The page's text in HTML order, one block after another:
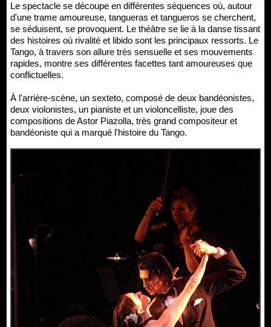
Le spectacle se découpe en différentes séquences où, autour
d'une trame amoureuse, tangueras et tangueros se cherchent,
se séduisent, se provoquent. Le théâtre se lie à la danse tissant
des histoires où rivalité et libido sont les principaux ressorts. Le
Tango, à travers son allure très sensuelle et ses mouvements
rapides, montre ses différentes facettes tant amoureuses que
conflictuelles.
À l'arrière-scène, un sexteto, composé de deux bandéonistes,
deux violonistes, un pianiste et un violoncelliste, joue des
compositions de Astor Piazolla, très grand compositeur et
bandéoniste qui a marqué l'histoire du Tango.